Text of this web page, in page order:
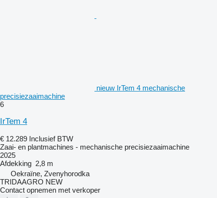
nieuw IrTem 4 mechanische
precisiezaaimachine
6
IrTem 4
€ 12.289 Inclusief BTW
Zaai- en plantmachines - mechanische precisiezaaimachine
2025
Afdekking 2,8 m
Oekraïne, Zvenyhorodka
TRIDAAGRO NEW
Contact opnemen met verkoper